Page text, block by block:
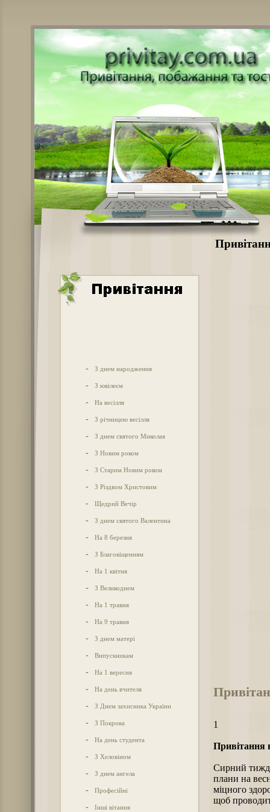
- З днем народження
- З ювілеєм
- На весілля
- З річницею весілля
- З днем святого Миколая
- З Новим роком
- З Старим Новим роком
- З Різдвом Христовим
- Щедрий Вечір
- З днем святого Валентина
- На 8 березня
- З Благовіщенням
- На 1 квітня
- З Великоднем
- На 1 травня
- На 9 травня
- З днем матері
- Випускникам
- На 1 вересня
- На день вчителя
- З Днем захисника України
- З Покрова
- На день студента
- З Хеловіном
- З днем ангела
- Професійні
- Інші вітання
1
Привітання
Сирний
плани на
міцного
щоб